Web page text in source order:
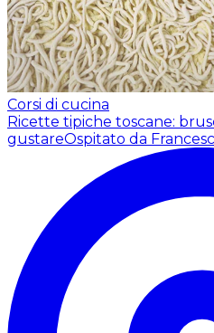
Corsi di cucina
Ricette tipiche toscane:
gustareOspitato da